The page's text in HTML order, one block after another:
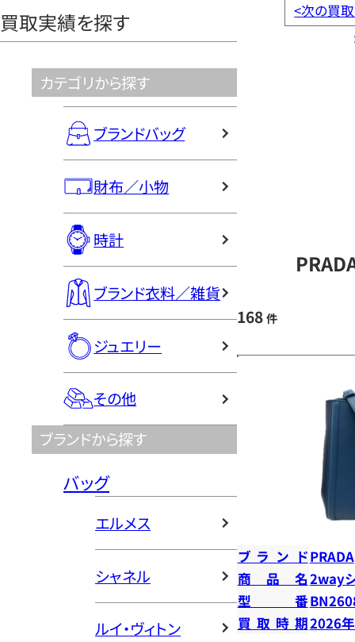
買取実績を探す
カテゴリから探す
ブランドバッグ
財布／小物
時計
ブランド衣料／雑貨
ジュエリー
その他
ブランドから探す
バッグ
エルメス
シャネル
ルイ・ヴィトン
<次の買
168 件
ブランドPRADA
商品名2way
型番
買取時期2026